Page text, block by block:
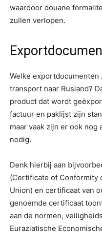
waardoor douane
zullen verlopen.
Welke
transport naar Rusland?
product dat wordt
factuur en paklijst zijn
maar vaak zijn er ook nog
nodig.
Denk hierbij aan
(Certificate of Conformity
Union) en certificaat van
genoemde certificaat
aan de normen,
Euraziatische